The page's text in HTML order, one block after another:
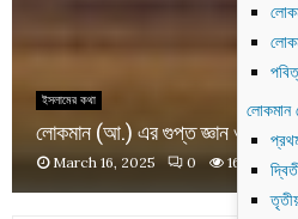
ইসলামের কথা
লোকমান (আ.) এর গুপ্ত জ্ঞান ও
March 16, 2025 0 1698
লোকমান